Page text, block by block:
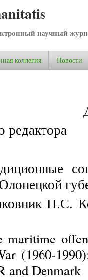
научный
коллегия Новости
редактора
П.С.
maritime
(1960-
and Denmark